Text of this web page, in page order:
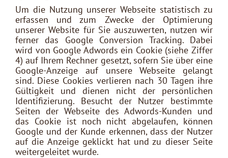
Um die Nutzung unserer Webseite statistisch zu
erfassen und zum Zwecke der Optimierung
unserer Website für Sie auszuwerten, nutzen wir
ferner das Google Conversion Tracking. Dabei
wird von Google Adwords ein Cookie (siehe Ziffer
4) auf Ihrem Rechner gesetzt, sofern Sie über eine
Google-Anzeige auf unsere Webseite gelangt
sind. Diese Cookies verlieren nach 30 Tagen ihre
Gültigkeit und dienen nicht der persönlichen
Identifizierung. Besucht der Nutzer bestimmte
Seiten der Webseite des Adwords-Kunden und
das Cookie ist noch nicht abgelaufen, können
Google und der Kunde erkennen, dass der Nutzer
auf die Anzeige geklickt hat und zu dieser Seite
weitergeleitet wurde.